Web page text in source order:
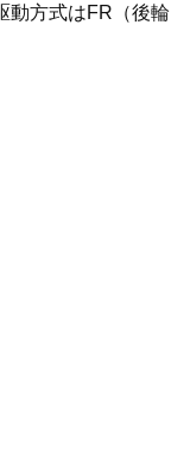
動方式はFR（後輪